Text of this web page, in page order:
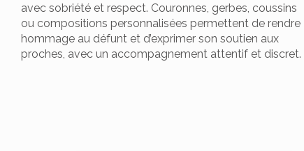
avec sobriété et respect. Couronnes, gerbes, coussins
ou compositions personnalisées permettent de rendre
hommage au défunt et d’exprimer son soutien aux
proches, avec un accompagnement attentif et discret.